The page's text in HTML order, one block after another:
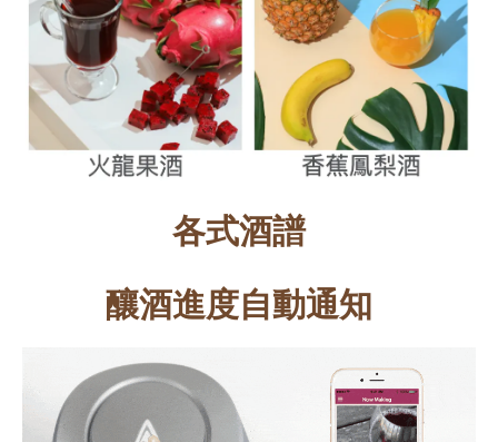
各式酒譜
釀酒進度自動通知